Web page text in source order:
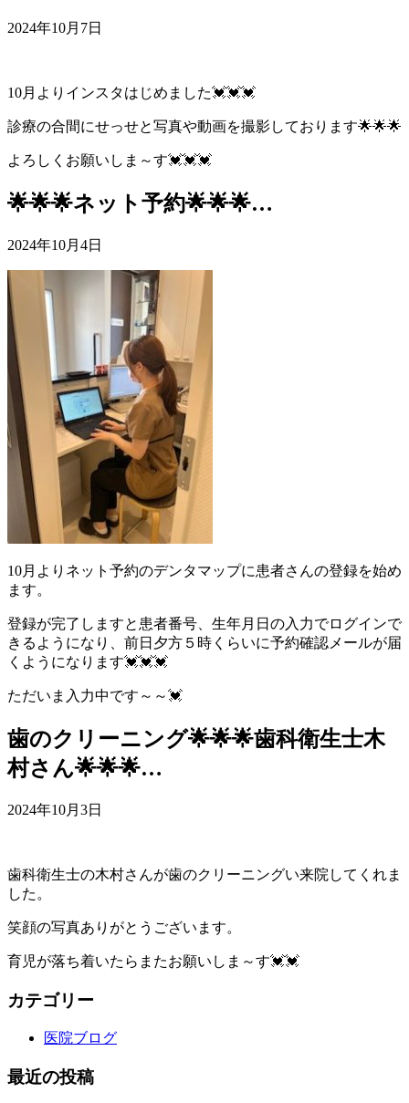
2024年10月7日
10月よりインスタはじめました💓💓💓
診療の合間にせっせと写真や動画を撮影しております🌟🌟🌟
よろしくお願いしま～す💓💓💓
🌟🌟🌟ネット予約🌟🌟🌟…
2024年10月4日
10月よりネット予約のデンタマップに患者さんの登録を始め
ます。
登録が完了しますと患者番号、生年月日の入力でログインで
きるようになり、前日夕方５時くらいに予約確認メールが届
くようになります💓💓💓
ただいま入力中です～～💓
歯のクリーニング🌟🌟🌟歯科衛生士木
村さん🌟🌟🌟…
2024年10月3日
歯科衛生士の木村さんが歯のクリーニングい来院してくれま
した。
笑顔の写真ありがとうございます。
育児が落ち着いたらまたお願いしま～す💓💓
カテゴリー
医院ブログ
最近の投稿